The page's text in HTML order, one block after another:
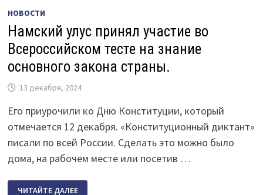
НОВОСТИ
Намский улус принял участие во
Всероссийском тесте на знание
основного закона страны.
13 декабря, 2024
Его приурочили ко Дню Конституции, который
отмечается 12 декабря. «Конституционный диктант»
писали по всей России. Сделать это можно было
дома, на рабочем месте или посетив …
НАМСКИЙ
ЧИТАЙТЕ ДАЛЕЕ